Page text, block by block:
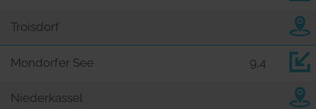
Troisdorf
Mondorfer See 9,4
Niederkassel